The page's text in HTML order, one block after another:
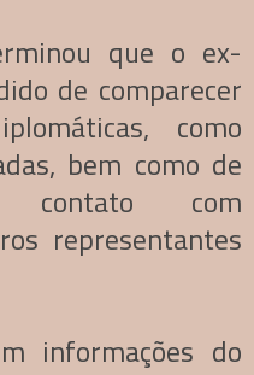
que o ex-
de comparecer
como
bem como de
contato com
representantes
informações do